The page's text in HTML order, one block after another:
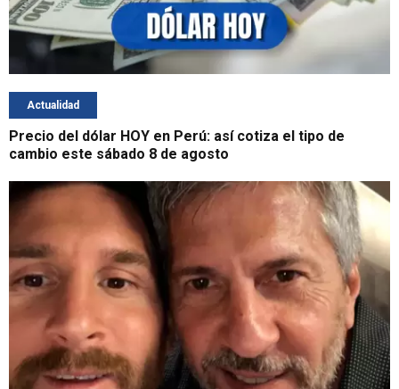
Actualidad
Precio del dólar HOY en Perú: así cotiza el tipo de
cambio este sábado 8 de agosto